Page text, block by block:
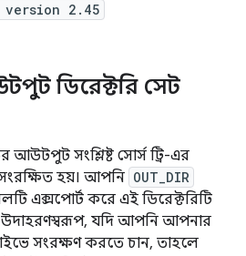
version 2.45
ডিরেক্টরি সেট
আউটপুট সংশ্লিষ্ট সোর্স ট্রি-এর
হয়। আপনি OUT_DIR
এক্সপোর্ট করে এই ডিরেক্টরিটি
উদাহরণস্বরূপ, যদি আপনি আপনার
সংরক্ষণ করতে চান, তাহলে